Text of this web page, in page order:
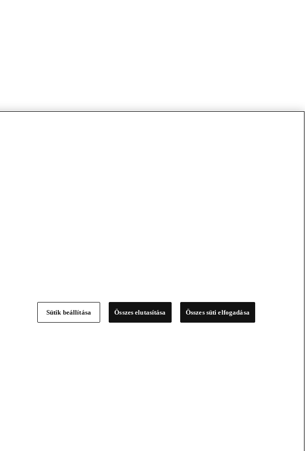
Sütik beállítása Összes elutasítása Összes süti elfogadása